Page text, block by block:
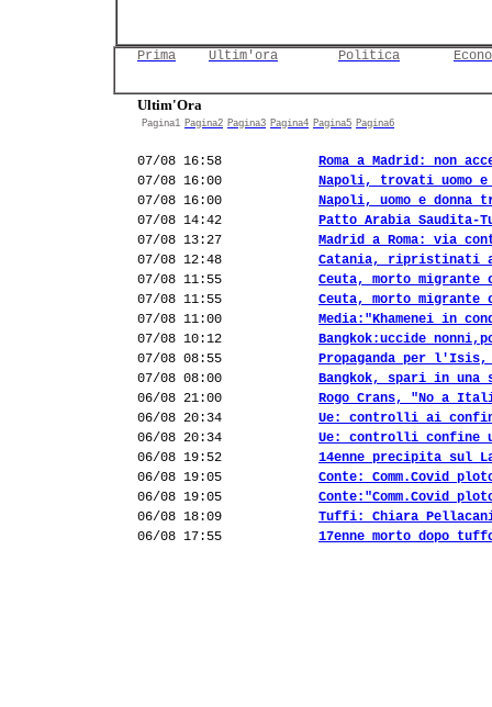
Prima Ultim'ora Politica
Ultim'Ora
Pagina1 Pagina2 Pagina3 Pagina4 Pagina5 Pagina6
07/08 16:58
Roma a Madrid: non
07/08 16:00
Napoli, trovati uomo e
07/08 16:00
Napoli, uomo e donna
07/08 14:42
Patto Arabia Saudita-
07/08 13:27
Madrid a Roma: via
07/08 12:48
Catania, ripristinati
07/08 11:55
Ceuta, morto migrante
07/08 11:55
Ceuta, morto migrante
07/08 11:00
Media:"Khamenei in
07/08 10:12
Bangkok:uccide
07/08 08:55
Propaganda per l'Isis,
07/08 08:00
Bangkok, spari in
06/08 21:00
Rogo Crans, "No a
06/08 20:34
Ue: controlli ai
06/08 20:34
Ue: controlli confine
06/08 19:52
14enne precipita sul
06/08 19:05
Conte: Comm.Covid
06/08 19:05
Conte:"Comm.Covid
06/08 18:09
Tuffi: Chiara
06/08 17:55
17enne morto dopo